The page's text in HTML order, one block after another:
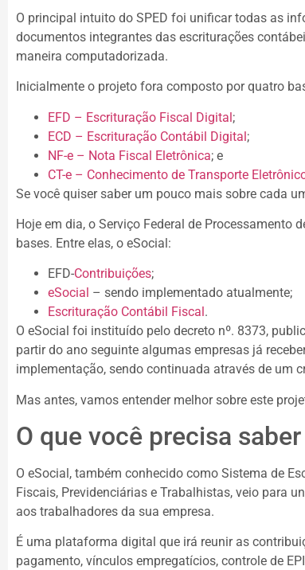
O principal intuito do SPED foi unificar todas as
documentos integrantes das escriturações
maneira computadorizada.
Inicialmente o projeto fora composto por quatro
EFD – Escrituração Fiscal Digital;
ECD – Escrituração Contábil Digital;
NF-e – Nota Fiscal Eletrônica; e
CT-e – Conhecimento de Transporte
Se você quiser saber um pouco mais sobre cada
Hoje em dia, o Serviço Federal de Processamento
bases. Entre elas, o eSocial:
EFD-Contribuições;
eSocial – sendo implementado atualmente;
Escrituração Contábil Fiscal .
O eSocial foi instituído pelo decreto nº. 8373,
partir do ano seguinte algumas empresas já
implementação, sendo continuada através de um
Mas antes, vamos entender melhor sobre este
O que você precisa
O eSocial, também conhecido como Sistema de
Fiscais, Previdenciárias e Trabalhistas, veio para
aos trabalhadores da sua empresa.
É uma plataforma digital que irá reunir as
pagamento, vínculos empregatícios, controle de